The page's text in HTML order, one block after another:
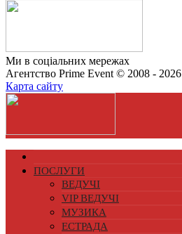
Ми в соціальних мережах
Агентство Prime Event © 2008 - 2026
Карта сайту
ПОСЛУГИ
ВЕДУЧІ
VIP ВЕДУЧІ
МУЗИКА
ЕСТРАДА